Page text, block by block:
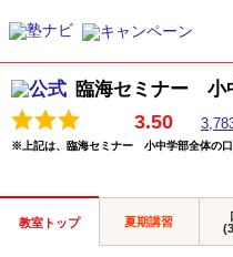
臨海セミナー
3.50
※上記は、臨海セミナー 小中学部全体の
教室トップ 夏期講習